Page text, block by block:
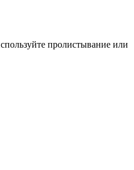
пролистывание или